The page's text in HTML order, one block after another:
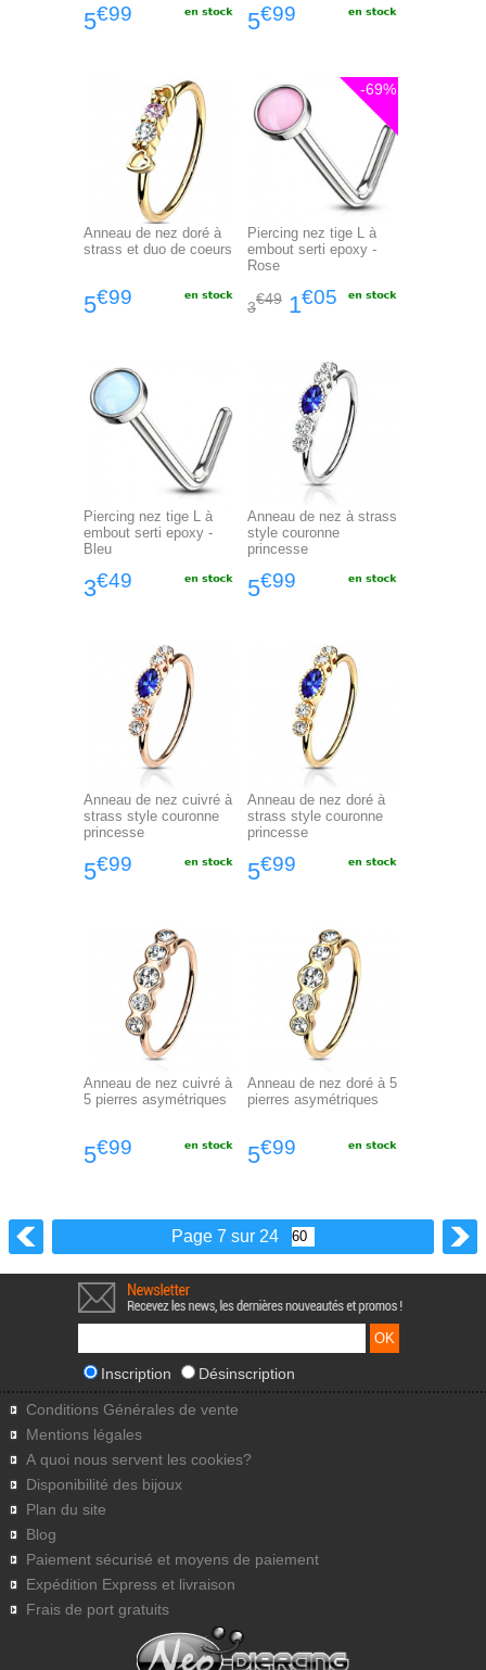
5€99 5€99
Anneau de nez doré à
strass et duo de coeurs
5€99
Piercing nez tige L à
embout serti epoxy -
Rose
3
€49 1€05
-69%
Piercing nez tige L à
embout serti epoxy -
Bleu
3€49
Anneau de nez à strass
style couronne
princesse
5€99
Anneau de nez cuivré à
strass style couronne
princesse
5€99
Anneau de nez doré à
strass style couronne
princesse
5€99
Anneau de nez cuivré à
5 pierres asymétriques
5€99
Anneau de nez doré à 5
pierres asymétriques
5€99
Page 7 sur 24
Inscription Désinscription
Conditions Générales de vente
Mentions légales
A quoi nous servent les cookies?
Disponibilité des bijoux
Plan du site
Blog
Paiement sécurisé et moyens de paiement
Expédition Express et livraison
Frais de port gratuits